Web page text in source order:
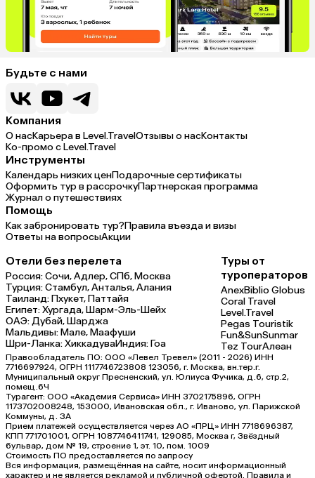
Будьте с нами
Компания
О насКарьера в Level.TravelОтзывы о насКонтакты
Ко-промо с Level.Travel
Инструменты
Календарь низких ценПодарочные сертификаты
Оформить тур в рассрочкуПартнерская программа
Журнал о путешествиях
Помощь
Как забронировать тур?Правила въезда и визы
Ответы на вопросыАкции
Отели без перелета
Россия:Сочи,Адлер,СПб,Москва
Турция:Стамбул,Анталья,Алания
Таиланд:Пхукет,Паттайя
Египет:Хургада,Шарм-Эль-Шейх
ОАЭ:Дубай,Шарджа
Мальдивы:Мале,Маафуши
Шри-Ланка:ХиккадуваИндия:Гоа
Туры от
туроператоров
AnexBiblio Globus
Coral Travel
Level.Travel
Pegas Touristik
Fun&SunSunmar
Tez TourАлеан
Правообладатель ПО: ООО «Левел Тревел» (2011 - 2026) ИНН
7716697924, ОГРН 1117746723808 123056, г. Москва, вн.тер.г.
Муниципальный округ Пресненский, ул. Юлиуса Фучика, д.6, стр.2,
помещ.6Ч
Турагент: ООО «Академия Сервиса» ИНН 3702175896, ОГРН
1173702008248, 153000, Ивановская обл., г. Иваново, ул. Парижской
Коммуны, д. ЗА
Прием платежей осуществляется через АО «ПРЦ» ИНН 7718696387,
КПП 771701001, ОГРН 1087746411741, 129085, Москва г, Звёздный
бульвар, дом № 19, строение 1, эт. 10, пом. 1009
Стоимость ПО предоставляется по запросу
Вся информация, размещённая на сайте, носит информационный
характер и не является рекламой и публичной офертой. Правила и